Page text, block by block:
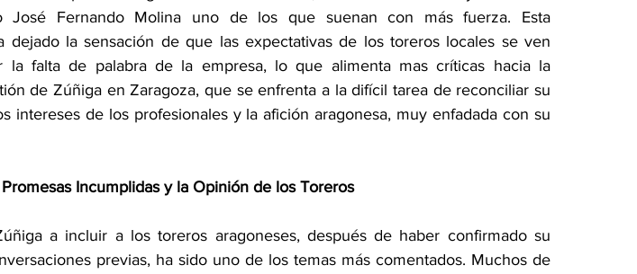
José Fernando Molina uno de los que suenan con más fuerza. Esta
dejado la sensación de que las expectativas de los toreros locales se ven
la falta de palabra de la empresa, lo que alimenta mas críticas hacia la
de Zúñiga en Zaragoza, que se enfrenta a la difícil tarea de reconciliar su
intereses de los profesionales y la afición aragonesa, muy enfadada con su
Incumplidas y la Opinión de los Toreros
a incluir a los toreros aragoneses, después de haber confirmado su
previas, ha sido uno de los temas más comentados. Muchos de